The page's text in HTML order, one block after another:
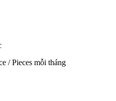
/ Pieces mỗi tháng